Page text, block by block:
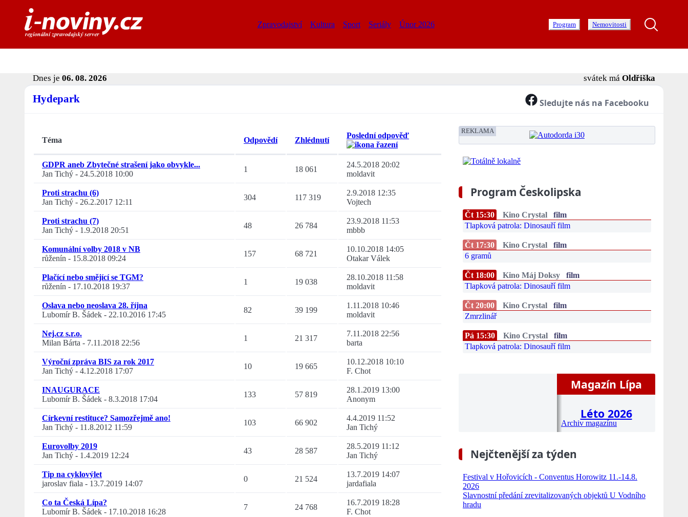
Zpravodajství Kultura Sport Seriály Únor 2026 Program Nemovitosti
Dnes je 06. 08. 2026 svátek má Oldřiška
Hydepark Sledujte nás na Facebooku
Téma Odpovědí Zhlédnutí
Poslední odpověď
GDPR aneb Zbytečné strašení jako obvykle...
Jan Tichý - 24.5.2018 10:00
1 18 061
24.5.2018 20:02
moldavit
Proti strachu (6)
Jan Tichý - 26.2.2017 12:11
304 117 319
2.9.2018 12:35
Vojtech
Proti strachu (7)
Jan Tichý - 1.9.2018 20:51
48 26 784
23.9.2018 11:53
mbbb
Komunální volby 2018 v NB
růženín - 15.8.2018 09:24
157 68 721
10.10.2018 14:05
Otakar Válek
Plačící nebo smějící se TGM?
růženín - 17.10.2018 19:37
1 19 038
28.10.2018 11:58
moldavit
Oslava nebo neoslava 28. října
Lubomír B. Šádek - 22.10.2016 17:45
82 39 199
1.11.2018 10:46
moldavit
Nej.cz s.r.o.
Milan Bárta - 7.11.2018 22:56
1 21 317
7.11.2018 22:56
barta
Výroční zpráva BIS za rok 2017
Jan Tichý - 4.12.2018 17:07
10 19 665
10.12.2018 10:10
F. Chot
INAUGURACE
Lubomír B. Šádek - 8.3.2018 17:04
133 57 819
28.1.2019 13:00
Anonym
Církevní restituce? Samozřejmě ano!
Jan Tichý - 11.8.2012 11:59
103 66 902
4.4.2019 11:52
Jan Tichý
Eurovolby 2019
Jan Tichý - 1.4.2019 12:24
43 28 587
28.5.2019 11:12
Jan Tichý
Tip na cyklovýlet
jaroslav fiala - 13.7.2019 14:07
0 21 524
13.7.2019 14:07
jardafiala
Co ta Česká Lípa?
Lubomír B. Šádek - 17.10.2018 16:28
7 24 768
16.7.2019 18:28
F. Chot
REKLAMA
Program Českolipska
Čt 15:30 Kino Crystal
film
Tlapková patrola: Dinosauří film
Čt 17:30 Kino Crystal
film
6 gramů
Čt 18:00 Kino Máj Doksy
film
Tlapková patrola: Dinosauří film
Čt 20:00 Kino Crystal
film
Zmrzlinář
Pá 15:30 Kino Crystal
film
Tlapková patrola: Dinosauří film
Magazín Lípa
Léto 2026
Archiv magazínu
Nejčtenější za týden
Festival v Hořovicích - Conventus Horowitz 11.-14.8.
2026
Slavnostní předání zrevitalizovaných objektů U Vodního
hradu